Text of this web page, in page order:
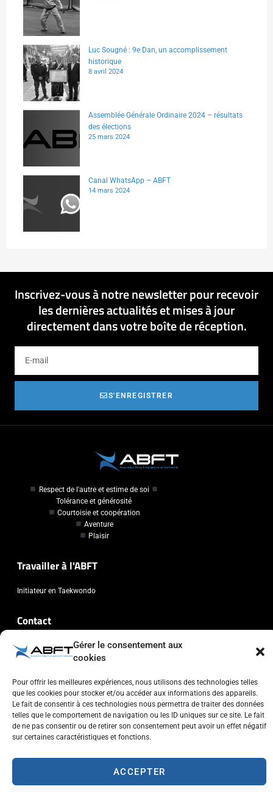
Gérer le consentement aux
cookies
Pour offrir les meilleures expériences, nous utilisons des technologies telles
que les cookies pour stocker et/ou accéder aux informations des appareils.
Le fait de consentir à ces technologies nous permettra de traiter des données
telles que le comportement de navigation ou les ID uniques sur ce site. Le fait
de ne pas consentir ou de retirer son consentement peut avoir un effet négatif
sur certaines caractéristiques et fonctions.
ACCEPTER
Luc Sougné : 9e Dan, un accomplissement
historique
8 avril 2024
Assemblée Générale Ordinaire 2024 – résultats
des élections
25 mars 2024
Canal WhatsApp – ABFT
14 mars 2024
Inscrivez-vous à notre newsletter pour recevoir
les dernières actualités et mises à jour
directement dans votre boîte de réception.
S'ENREGISTRER
Respect de l'autre et estime de soi
Tolérance et générosité
Courtoisie et coopération
Aventure
Plaisir
Travailler à l'ABFT
Initiateur en Taekwondo
Contact
Association Belge Francophone de Taekwondo
Chaussée de Wavre, 2057 - 1160 Auderghem
info@abft.be
+32 (0)2 347 34 77
Copyright © 2023 ABFT.BE – Tous droits réservés
Utilisation des cookies